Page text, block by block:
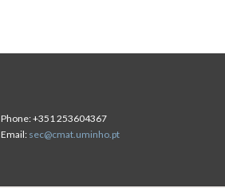
Phone:+351 253604367
Email: sec@cmat.uminho.pt